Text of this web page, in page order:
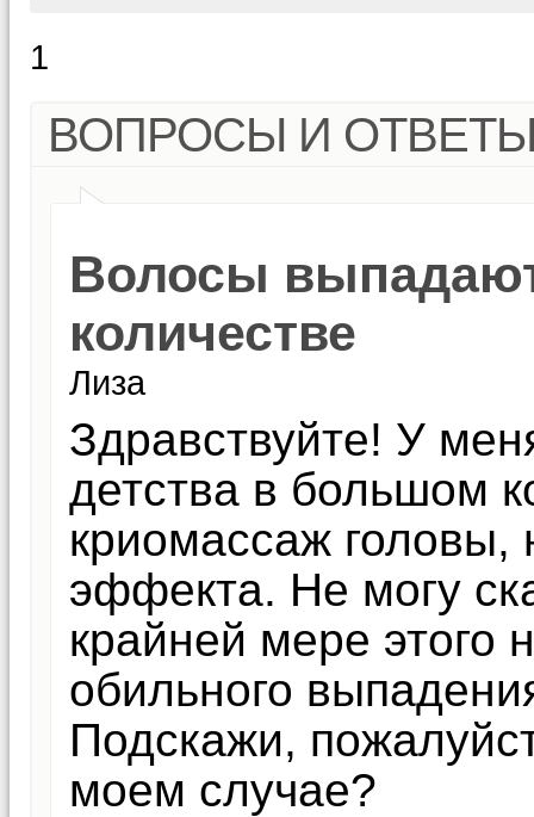
1
ВОПРОСЫ И
Волосы
количестве
Лиза
Здравствуйте! У
детства в большом
криомассаж головы,
эффекта. Не могу
крайней мере этого
обильного
Подскажи,
моем случае?